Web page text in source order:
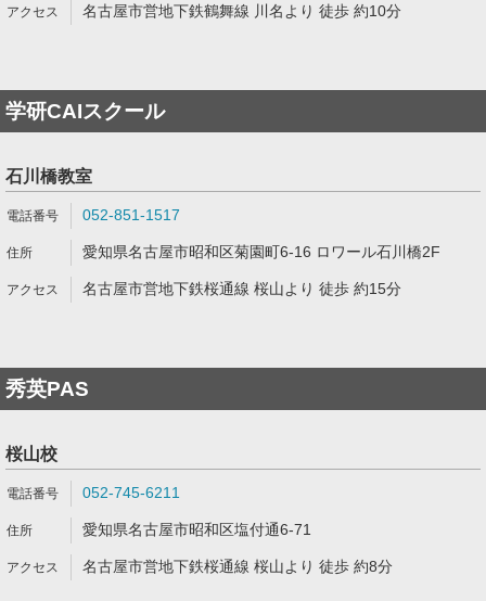
名古屋市営地下鉄鶴舞線 川名より 徒歩 約10分
学研CAIスクール
石川橋教室
052-851-1517
愛知県名古屋市昭和区菊園町6-16 ロワール石川橋2F
名古屋市営地下鉄桜通線 桜山より 徒歩 約15分
秀英PAS
桜山校
052-745-6211
愛知県名古屋市昭和区塩付通6-71
名古屋市営地下鉄桜通線 桜山より 徒歩 約8分